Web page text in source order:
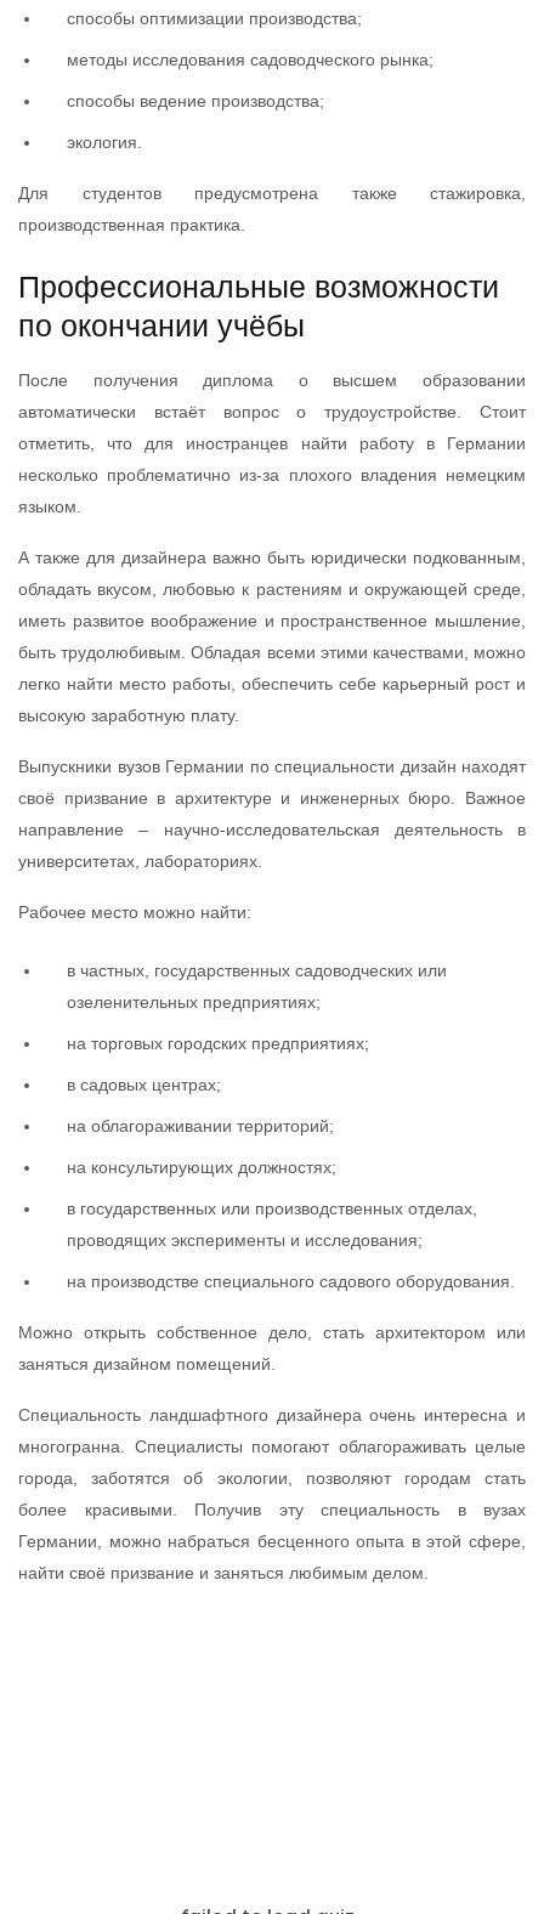
способы оптимизации производства;
методы исследования садоводческого рынка;
способы ведение производства;
экология.
Для студентов предусмотрена также стажировка,
производственная практика.
Профессиональные возможности
по окончании учёбы
После получения диплома о высшем образовании
автоматически встаёт вопрос о трудоустройстве. Стоит
отметить, что для иностранцев найти работу в Германии
несколько проблематично из-за плохого владения немецким
языком.
А также для дизайнера важно быть юридически подкованным,
обладать вкусом, любовью к растениям и окружающей среде,
иметь развитое воображение и пространственное мышление,
быть трудолюбивым. Обладая всеми этими качествами, можно
легко найти место работы, обеспечить себе карьерный рост и
высокую заработную плату.
Выпускники вузов Германии по специальности дизайн находят
своё призвание в архитектуре и инженерных бюро. Важное
направление – научно-исследовательская деятельность в
университетах, лабораториях.
Рабочее место можно найти:
в частных, государственных садоводческих или
озеленительных предприятиях;
на торговых городских предприятиях;
в садовых центрах;
на облагораживании территорий;
на консультирующих должностях;
в государственных или производственных отделах,
проводящих эксперименты и исследования;
на производстве специального садового оборудования.
Можно открыть собственное дело, стать архитектором или
заняться дизайном помещений.
Специальность ландшафтного дизайнера очень интересна и
многогранна. Специалисты помогают облагораживать целые
города, заботятся об экологии, позволяют городам стать
более красивыми. Получив эту специальность в вузах
Германии, можно набраться бесценного опыта в этой сфере,
найти своё призвание и заняться любимым делом.